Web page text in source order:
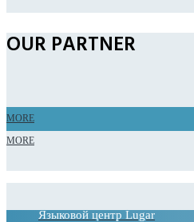
OUR PARTNER
MORE
MORE
Языковой центр Lugar